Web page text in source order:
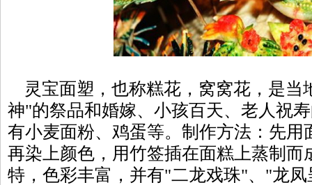
灵宝面塑，也称糕花，窝窝花，是当
神"的祭品和婚嫁、小孩百天、老人祝
有小麦面粉、鸡蛋等。制作方法：先用
再染上颜色，用竹签插在面糕上蒸制而
特，色彩丰富，并有"二龙戏珠"、"龙